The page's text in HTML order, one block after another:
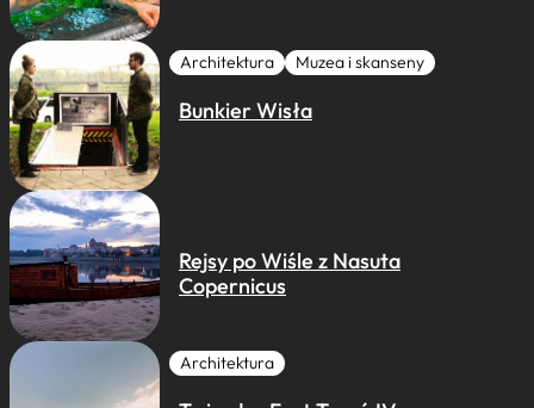
Architektura Muzea i skanseny
Bunkier Wisła
Rejsy po Wiśle z Nasuta
Copernicus
Architektura